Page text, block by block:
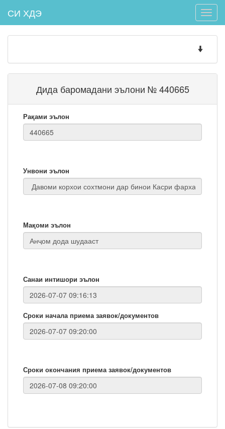
Toggle
СИ ХДЭ
Toggle
Дида баромадани эълони № 440665
Рақами эълон
Унвони эълон
Мақоми эълон
Санаи интишори эълон
Сроки начала приема заявок/документов
Сроки окончания приема заявок/документов